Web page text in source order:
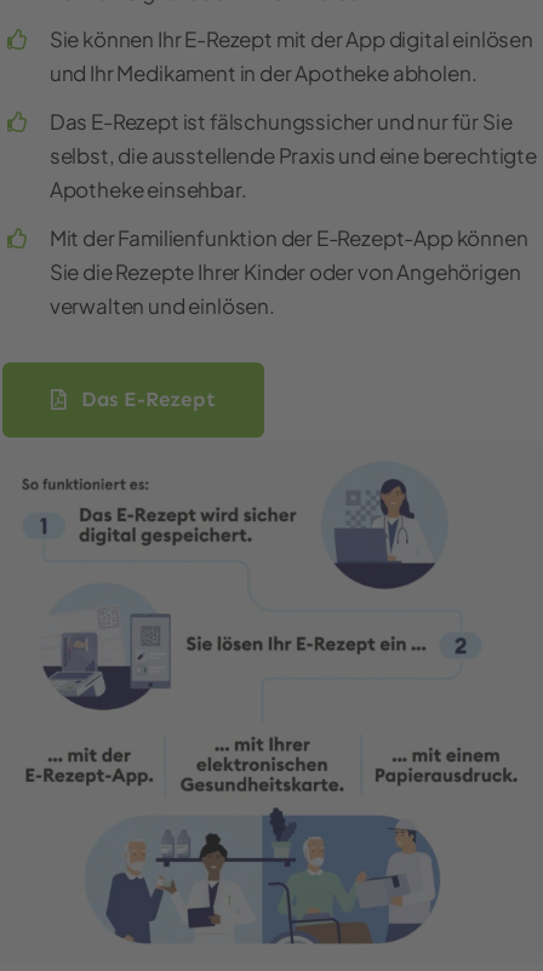
Sie können Ihr E-Rezept mit der App digital einlösen
und Ihr Medikament in der Apotheke abholen.
Das E-Rezept ist fälschungssicher und nur für Sie
selbst, die ausstellende Praxis und eine berechtigte
Apotheke einsehbar.
Mit der Familienfunktion der E-Rezept-App können
Sie die Rezepte Ihrer Kinder oder von Angehörigen
verwalten und einlösen.
Das E-Rezept